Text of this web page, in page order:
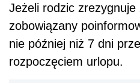
Jeżeli rodzic
zobowiązany
nie później niż 7 dni
rozpoczęciem urlopu.